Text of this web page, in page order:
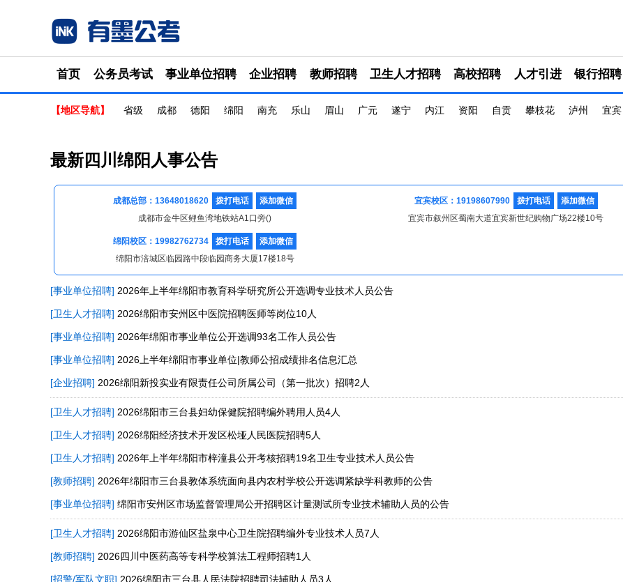
首页 公务员考试 事业单位招聘 企业招聘 教师招聘 卫生人才招聘 高校招聘 人才引进 银行招聘
【地区导航】 省级 成都 德阳 绵阳 南充 乐山 眉山 广元 遂宁 内江 资阳 自贡 攀枝花 泸州 宜宾
最新四川绵阳人事公告
成都总部：13648018620 拨打电话
添加微信
成都市金牛区鲤鱼湾地铁站A1口旁()
宜宾校区：19198607990 拨打电话
添加微信
宜宾市叙州区蜀南大道宜宾新世纪购物广场22楼10号
绵阳校区：19982762734 拨打电话
添加微信
绵阳市涪城区临园路中段临园商务大厦17楼18号
[事业单位招聘] 2026年上半年绵阳市教育科学研究所公开选调专业技术人员公告
[卫生人才招聘] 2026绵阳市安州区中医院招聘医师等岗位10人
[事业单位招聘] 2026年绵阳市事业单位公开选调93名工作人员公告
[事业单位招聘] 2026上半年绵阳市事业单位|教师公招成绩排名信息汇总
[企业招聘] 2026绵阳新投实业有限责任公司所属公司（第一批次）招聘2人
[卫生人才招聘] 2026绵阳市三台县妇幼保健院招聘编外聘用人员4人
[卫生人才招聘] 2026绵阳经济技术开发区松垭人民医院招聘5人
[卫生人才招聘] 2026年上半年绵阳市梓潼县公开考核招聘19名卫生专业技术人员公告
[教师招聘] 2026年绵阳市三台县教体系统面向县内农村学校公开选调紧缺学科教师的公告
[事业单位招聘] 绵阳市安州区市场监督管理局公开招聘区计量测试所专业技术辅助人员的公告
[卫生人才招聘] 2026绵阳市游仙区盐泉中心卫生院招聘编外专业技术人员7人
[教师招聘] 2026四川中医药高等专科学校算法工程师招聘1人
[招警/军队文职] 2026绵阳市三台县人民法院招聘司法辅助人员3人